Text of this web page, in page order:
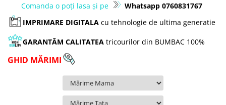
Comanda o poți lasa și pe
Whatsapp 0760831767
IMPRIMARE DIGITALA cu tehnologie de ultima generatie
GARANTĂM CALITATEA tricourilor din BUMBAC 100%
GHID MĂRIMI